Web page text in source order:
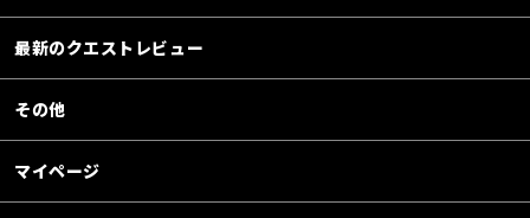
最新のクエストレビュー
その他
マイページ